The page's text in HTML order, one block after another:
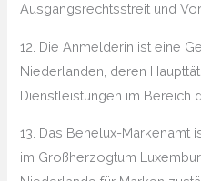
Ausgangsrechtsstreit und
12. Die Anmelderin ist eine
Niederlanden, deren
Dienstleistungen im Bereich
13. Das Benelux-Markenamt
im Großherzogtum